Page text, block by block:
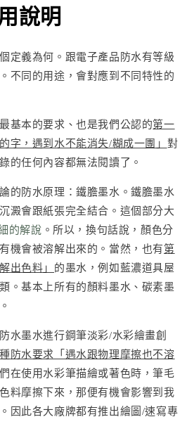
說明
定義為何。跟電子產品防水有等級
不同的用途，會對應到不同特性的
基本的要求、也是我們公認的第一
字，遇到水不能消失/糊成一團」 對
的任何內容都無法閱讀了。
的防水原理：鐵膽墨水。鐵膽墨水
澱會跟紙張完全結合。這個部分大
的解說 。所以，換句話說，顏色分
機會被溶解出來的。當然，也有第
出色料」 的墨水，例如藍濃道具屋
。基本上所有的顏料墨水、碳素墨
水墨水進行鋼筆淡彩/水彩繪畫創
防水要求「遇水跟物理摩擦也不溶
在使用水彩筆描繪或著色時，筆毛
料摩擦下來，那便有機會影響到我
因此各大廠牌都有推出繪圖/速寫專